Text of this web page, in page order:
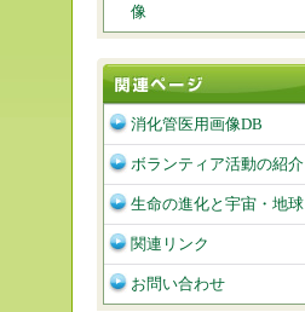
像
消化管医用画像DB
ボランティア活動の紹介
生命の進化と宇宙・地球
関連リンク
お問い合わせ